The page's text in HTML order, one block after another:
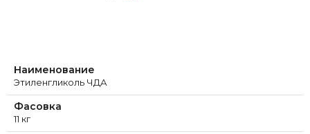
Наименование
Этиленгликоль ЧДА
Фасовка
11 кг